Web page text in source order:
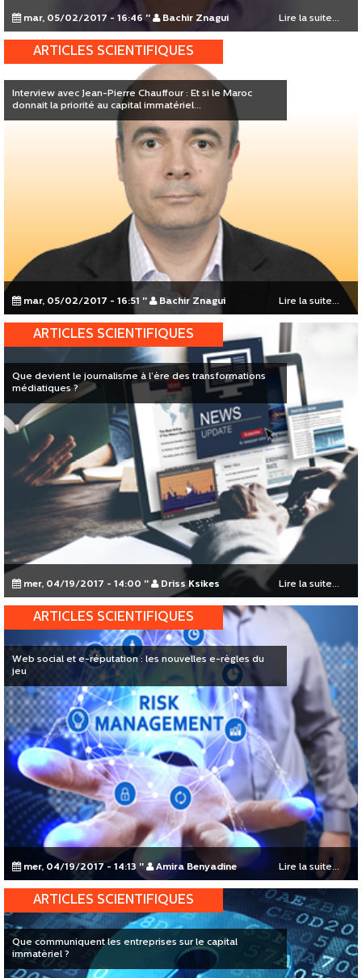
mar, 05/02/2017 - 16:46" Bachir Znagui Lire la suite...
Interview avec Jean-Pierre Chauffour : Et si le Maroc
donnait la priorité au capital immatériel...
ARTICLES SCIENTIFIQUES
mar, 05/02/2017 - 16:51 " Bachir Znagui Lire la suite...
Que devient le journalisme à l’ère des transformations
médiatiques ?
ARTICLES SCIENTIFIQUES
mer, 04/19/2017 - 14:00 " Driss Ksikes Lire la suite...
Web social et e-réputation : les nouvelles e-règles du
jeu
ARTICLES SCIENTIFIQUES
mer, 04/19/2017 - 14:13 " Amira Benyadine Lire la suite...
Que communiquent les entreprises sur le capital
immatèriel ?
ARTICLES SCIENTIFIQUES